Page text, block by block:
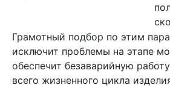
Грамотный подбор по этим
исключит проблемы на этапе
обеспечит безаварийную
всего жизненного цикла